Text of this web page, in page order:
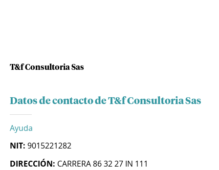
T&f Consultoria Sas
Datos de contacto de T&f Consultoria Sas
Ayuda
NIT: 9015221282
DIRECCIÓN: CARRERA 86 32 27 IN 111